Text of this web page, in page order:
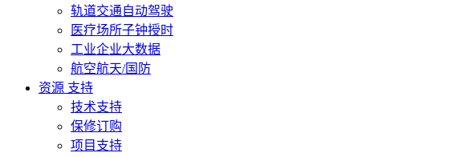
轨道交通自动驾驶
医疗场所子钟授时
工业企业大数据
航空航天/国防
资源 支持
技术支持
保修订购
项目支持